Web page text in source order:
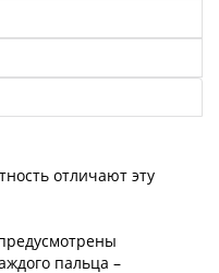
отличают эту
пальца –